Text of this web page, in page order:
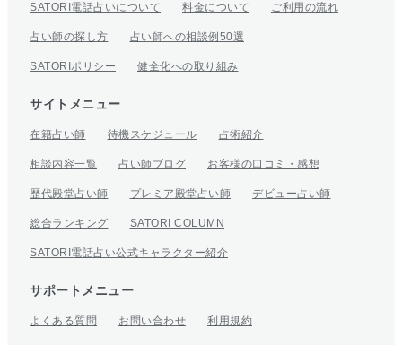
SATORI電話占いについて 料金について ご利用の流れ
占い師の探し方 占い師への相談例50選
SATORIポリシー 健全化への取り組み
サイトメニュー
在籍占い師 待機スケジュール 占術紹介
相談内容一覧 占い師ブログ お客様の口コミ・感想
歴代殿堂占い師 プレミア殿堂占い師 デビュー占い師
総合ランキング SATORI COLUMN
SATORI電話占い公式キャラクター紹介
サポートメニュー
よくある質問 お問い合わせ 利用規約